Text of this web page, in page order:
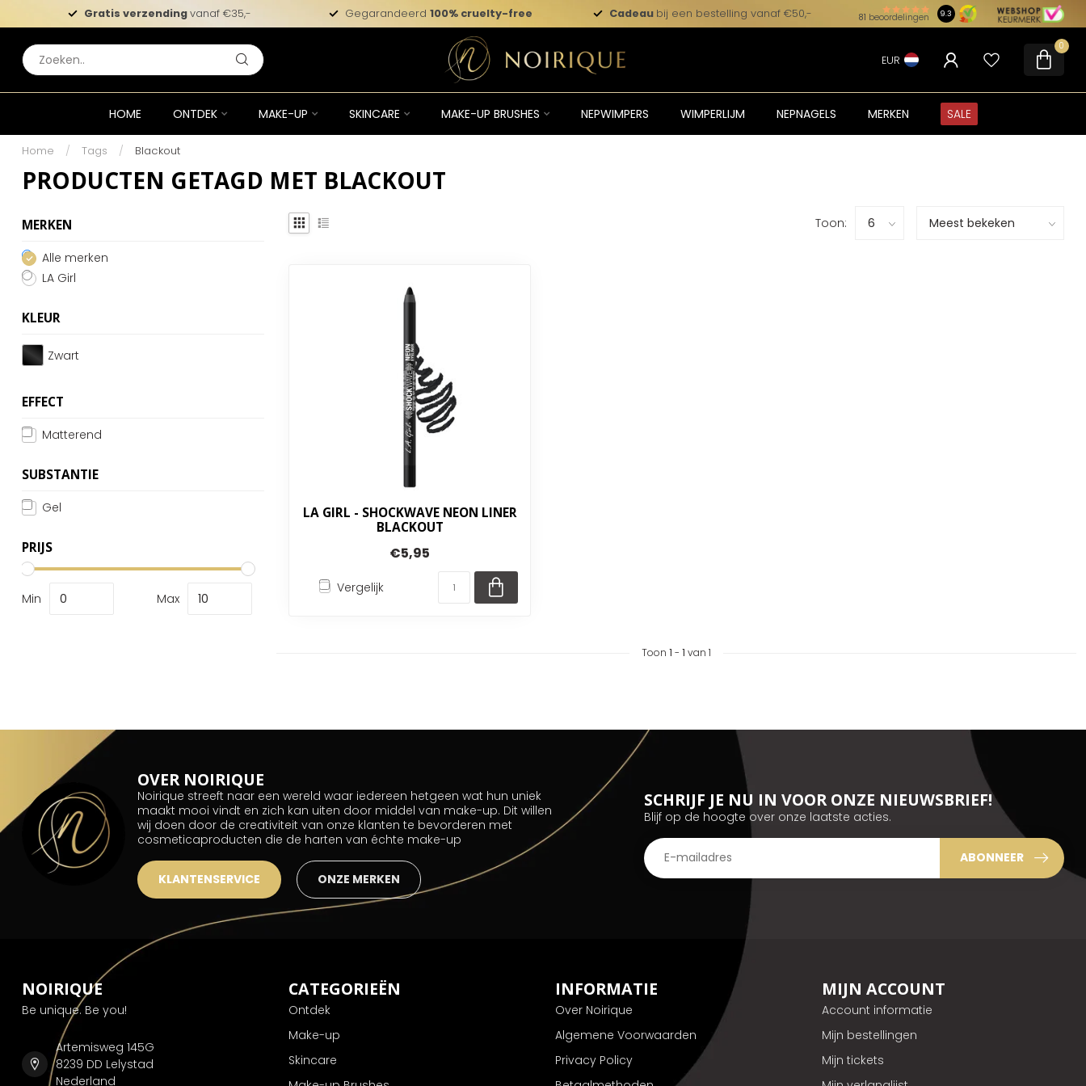
Gratis verzendingvanaf €35,- Gegarandeerd 100% cruelty-free Cadeau bij een bestelling vanaf €50,- 81 beoordelingen 9.3
EUR
0
HOME ONTDEK MAKE-UP SKINCARE MAKE-UP BRUSHES NEPWIMPERS WIMPERLIJM NEPNAGELS MERKEN SALE
Home / Tags / Blackout
PRODUCTEN GETAGD MET BLACKOUT
MERKEN
Alle merken
LA Girl
KLEUR
Zwart
EFFECT
Matterend
SUBSTANTIE
Gel
PRIJS
Min Max
Toon:
LA GIRL - SHOCKWAVE NEON LINER
BLACKOUT
€5,95
Vergelijk
Toon 1 - 1 van 1
OVER NOIRIQUE
Noirique streeft naar een wereld waar iedereen hetgeen wat hun uniek
maakt mooi vindt en zich kan uiten door middel van make-up. Dit willen
wij doen door de creativiteit van onze klanten te bevorderen met
cosmeticaproducten die de harten van échte make-up
KLANTENSERVICE ONZE MERKEN
SCHRIJF JE NU IN VOOR ONZE NIEUWSBRIEF!
Blijf op de hoogte over onze laatste acties.
ABONNEER
NOIRIQUE
Be unique. Be you!
Artemisweg 145G
8239 DD Lelystad
Nederland
CATEGORIEËN
Ontdek
Make-up
Skincare
INFORMATIE
Over Noirique
Algemene Voorwaarden
Privacy Policy
MIJN ACCOUNT
Account informatie
Mijn bestellingen
Mijn tickets